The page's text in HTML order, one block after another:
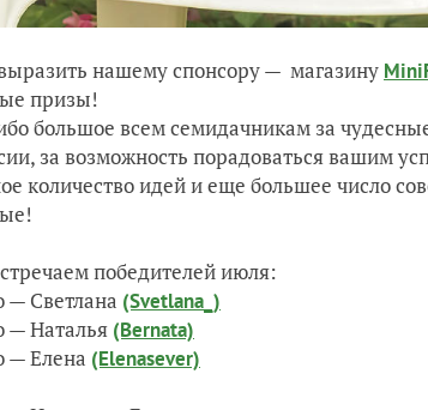
нашему спонсору — магазину
призы!
большое всем семидачникам за
за возможность порадоваться вашим
количество идей и еще большее число
победителей июля:
— Светлана (Svetlana_)
— Наталья (Bernata)
— Елена (Elenasever)